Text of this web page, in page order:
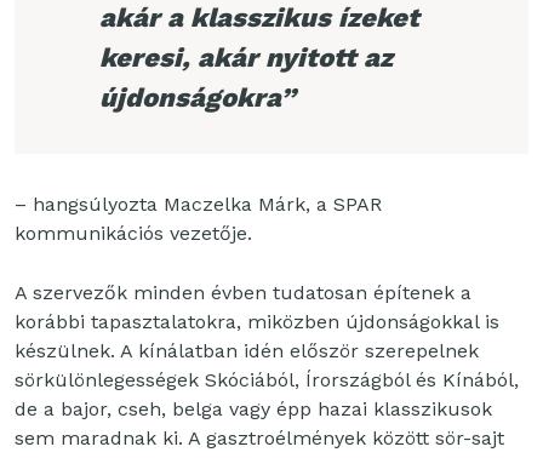
akár a klasszikus ízeket
keresi, akár nyitott az
újdonságokra”
– hangsúlyozta Maczelka Márk, a SPAR
kommunikációs vezetője.
A szervezők minden évben tudatosan építenek a
korábbi tapasztalatokra, miközben újdonságokkal is
készülnek. A kínálatban idén először szerepelnek
sörkülönlegességek Skóciából, Írországból és Kínából,
de a bajor, cseh, belga vagy épp hazai klasszikusok
sem maradnak ki. A gasztroélmények között sör-sajt